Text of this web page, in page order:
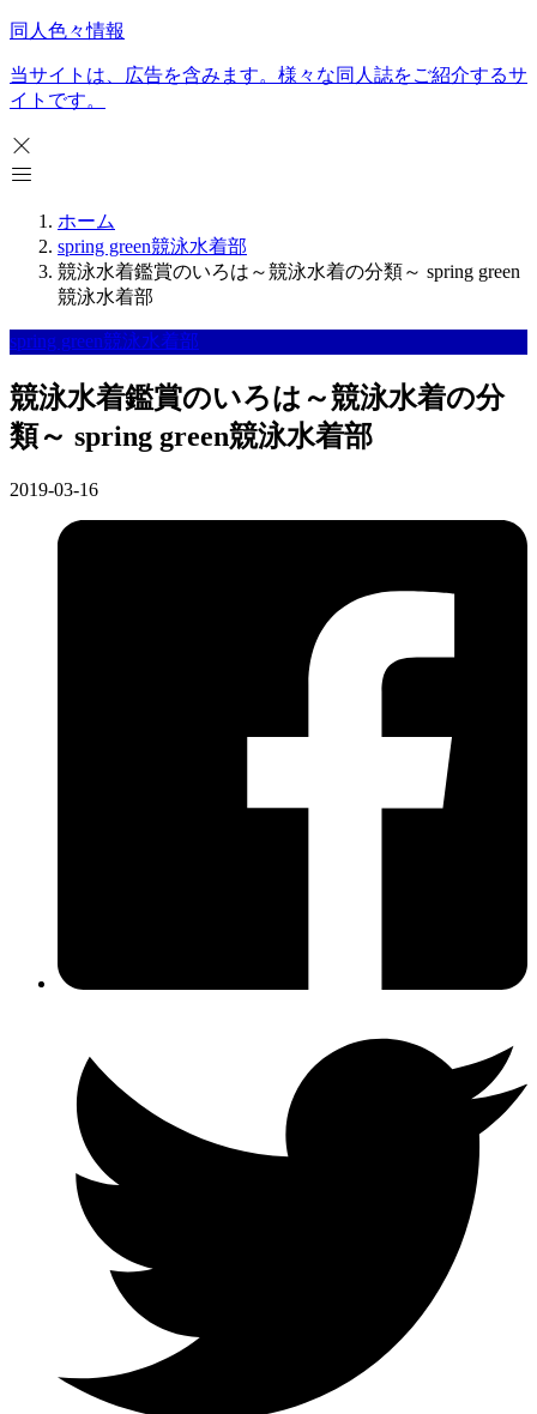
同人色々情報
当サイトは、広告を含みます。様々な同人誌をご紹介するサ
イトです。
ホーム
spring green競泳水着部
競泳水着鑑賞のいろは～競泳水着の分類～ spring green
競泳水着部
spring green競泳水着部
競泳水着鑑賞のいろは～競泳水着の分
類～ spring green競泳水着部
2019-03-16